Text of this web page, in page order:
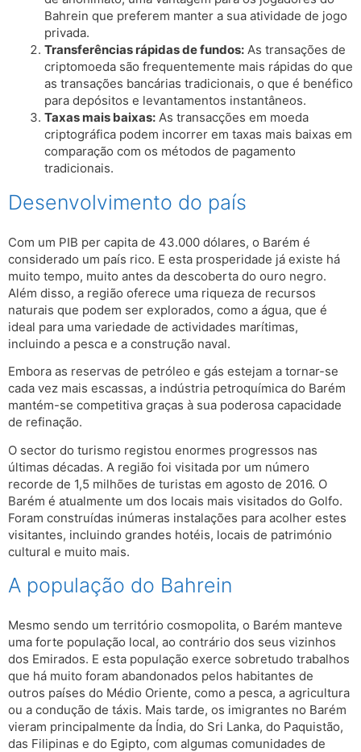
Bahrein que preferem manter a sua atividade de jogo
privada.
Transferências rápidas de fundos: As transações de
criptomoeda são frequentemente mais rápidas do que
as transações bancárias tradicionais, o que é benéfico
para depósitos e levantamentos instantâneos.
Taxas mais baixas: As transacções em moeda
criptográfica podem incorrer em taxas mais baixas em
comparação com os métodos de pagamento
tradicionais.
Desenvolvimento do país
Com um PIB per capita de 43.000 dólares, o Barém é
considerado um país rico. E esta prosperidade já existe há
muito tempo, muito antes da descoberta do ouro negro.
Além disso, a região oferece uma riqueza de recursos
naturais que podem ser explorados, como a água, que é
ideal para uma variedade de actividades marítimas,
incluindo a pesca e a construção naval.
Embora as reservas de petróleo e gás estejam a tornar-se
cada vez mais escassas, a indústria petroquímica do Barém
mantém-se competitiva graças à sua poderosa capacidade
de refinação.
O sector do turismo registou enormes progressos nas
últimas décadas. A região foi visitada por um número
recorde de 1,5 milhões de turistas em agosto de 2016. O
Barém é atualmente um dos locais mais visitados do Golfo.
Foram construídas inúmeras instalações para acolher estes
visitantes, incluindo grandes hotéis, locais de património
cultural e muito mais.
A população do Bahrein
Mesmo sendo um território cosmopolita, o Barém manteve
uma forte população local, ao contrário dos seus vizinhos
dos Emirados. E esta população exerce sobretudo trabalhos
que há muito foram abandonados pelos habitantes de
outros países do Médio Oriente, como a pesca, a agricultura
ou a condução de táxis. Mais tarde, os imigrantes no Barém
vieram principalmente da Índia, do Sri Lanka, do Paquistão,
das Filipinas e do Egipto, com algumas comunidades de